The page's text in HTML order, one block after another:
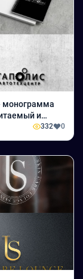
монограмма
и
332 0